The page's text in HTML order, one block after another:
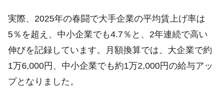
実際、2025年の春闘で大手企業の平均賃上げ率は
5％を超え、中小企業でも4.7％と、2年連続で高い
伸びを記録しています。月額換算では、大企業で約
1万6,000円、中小企業でも約1万2,000円の給与アッ
プとなりました。